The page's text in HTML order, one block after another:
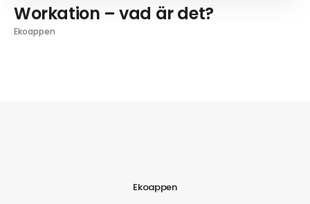
Workation – vad är det?
Ekoappen
Ekoappen